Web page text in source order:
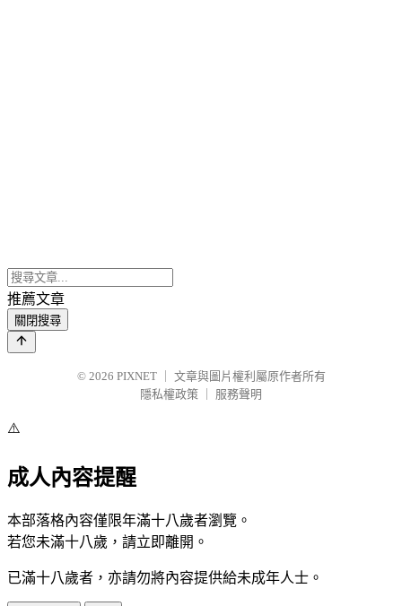
推薦文章
關閉搜尋
© 2026 PIXNET
文章與圖片權利屬原作者所有
隱私權政策
服務聲明
⚠️
成人內容提醒
本部落格內容僅限年滿十八歲者瀏覽。
若您未滿十八歲，請立即離開。
已滿十八歲者，亦請勿將內容提供給未成年人士。